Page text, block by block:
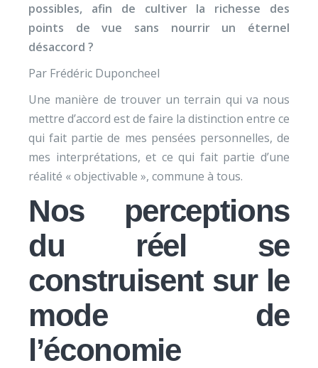
possibles, afin de cultiver la richesse des
points de vue sans nourrir un éternel
désaccord ?
Par Frédéric Duponcheel
Une manière de trouver un terrain qui va nous
mettre d’accord est de faire la distinction entre ce
qui fait partie de mes pensées personnelles, de
mes interprétations, et ce qui fait partie d’une
réalité « objectivable », commune à tous.
Nos perceptions
du réel se
construisent sur le
mode de
l’économie